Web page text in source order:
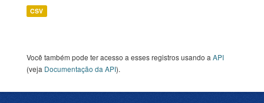
CSV
Você também pode ter acesso a esses registros usando a API
(veja Documentação da API).